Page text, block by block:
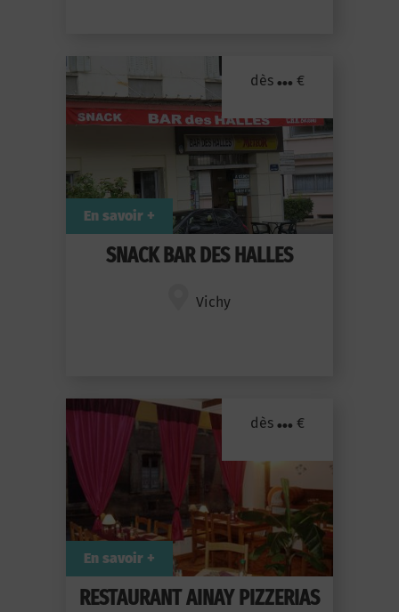
SNACK BAR DES HALLES
Vichy
dès ... €
En savoir +
RESTAURANT AINAY PIZZERIAS
dès ... €
En savoir +